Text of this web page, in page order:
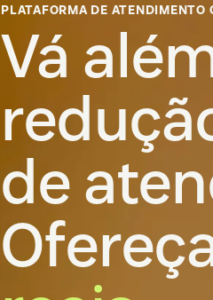
PLATAFORMA DE ATENDIMENTO
Vá
de